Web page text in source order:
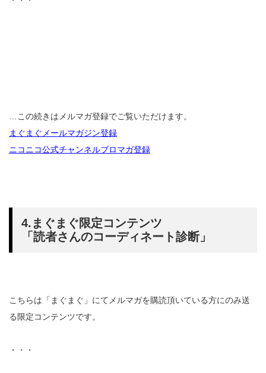
…この続きはメルマガ登録でご覧いただけます。
まぐまぐメールマガジン登録
ニコニコ公式チャンネルブロマガ登録
4.まぐまぐ限定コンテンツ
「読者さんのコーディネート診断」
こちらは「まぐまぐ」にてメルマガを購読頂いている方にのみ送
る限定コンテンツです。
・・・